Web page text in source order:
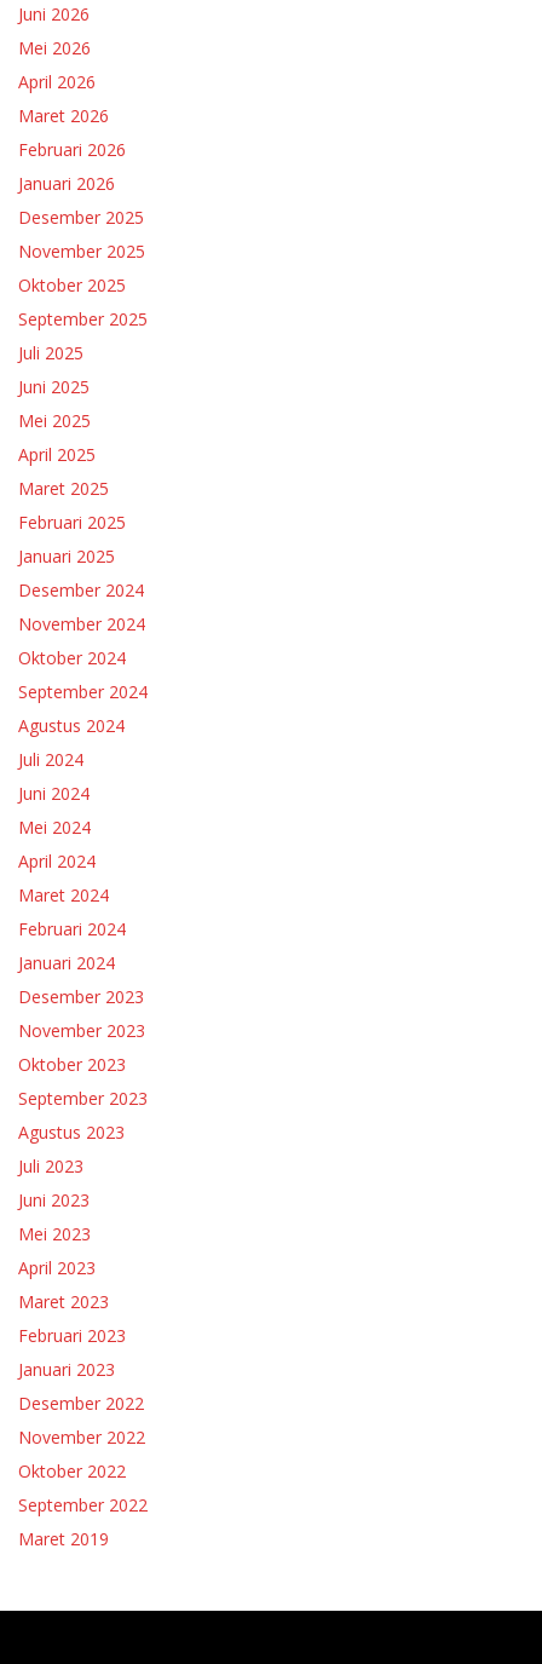
Juni 2026
Mei 2026
April 2026
Maret 2026
Februari 2026
Januari 2026
Desember 2025
November 2025
Oktober 2025
September 2025
Juli 2025
Juni 2025
Mei 2025
April 2025
Maret 2025
Februari 2025
Januari 2025
Desember 2024
November 2024
Oktober 2024
September 2024
Agustus 2024
Juli 2024
Juni 2024
Mei 2024
April 2024
Maret 2024
Februari 2024
Januari 2024
Desember 2023
November 2023
Oktober 2023
September 2023
Agustus 2023
Juli 2023
Juni 2023
Mei 2023
April 2023
Maret 2023
Februari 2023
Januari 2023
Desember 2022
November 2022
Oktober 2022
September 2022
Maret 2019